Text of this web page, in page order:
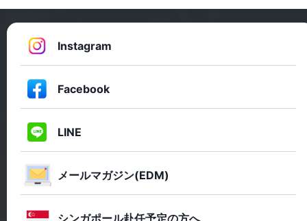
Instagram
Facebook
LINE
メールマガジン(EDM)
シンガポール赴任予定の方へ